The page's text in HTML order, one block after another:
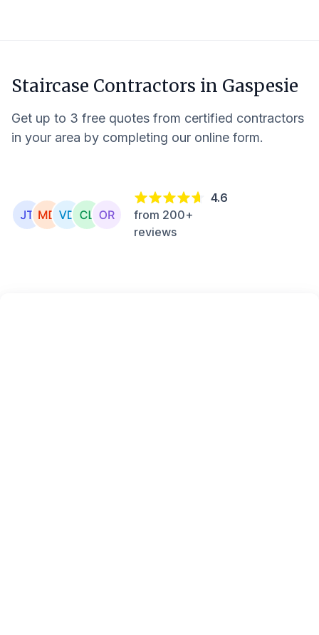
Staircase Contractors in Gaspesie
Get up to 3 free quotes from certified contractors
in your area by completing our online form.
4.6
from 200+
reviews